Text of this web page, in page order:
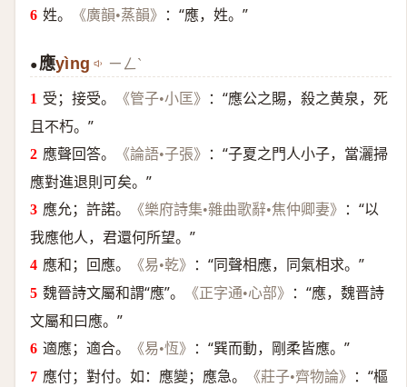
姓。
《廣韻•蒸韻》 ：“應，姓。”
●應yìng ㄧㄥˋ
受；接受。 《管子•小匡》
：“應公之賜，殺之黄泉，死
且不朽。”
應聲回答。
《論語•子張》
：“子夏之門人小子，當灑掃
應對進退則可矣。”
應允；許諾。
《樂府詩集•雜曲歌辭•焦仲卿妻》
：“以
我應他人，君還何所望。”
應和；回應。
《易•乾》
：“同聲相應，同氣相求。”
魏晉詩文屬和謂“應”。
《正字通•心部》
：“應，魏晋詩
文屬和曰應。”
適應；適合。
《易•恆》
：“巽而動，剛柔皆應。”
應付；對付。如：應變；應急。
《莊子•齊物論》
：“樞